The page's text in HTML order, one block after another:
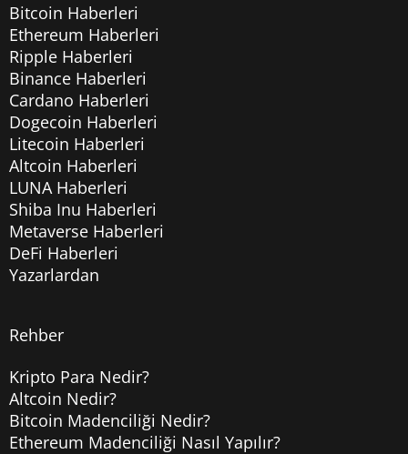
Bitcoin Haberleri
Ethereum Haberleri
Ripple Haberleri
Binance Haberleri
Cardano Haberleri
Dogecoin Haberleri
Litecoin Haberleri
Altcoin Haberleri
LUNA Haberleri
Shiba Inu Haberleri
Metaverse Haberleri
DeFi Haberleri
Yazarlardan
Rehber
Kripto Para Nedir?
Altcoin Nedir?
Bitcoin Madenciliği Nedir?
Ethereum Madenciliği Nasıl Yapılır?